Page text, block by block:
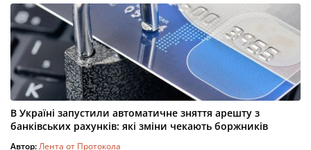
В Україні запустили автоматичне зняття арешту з
банківських рахунків: які зміни чекають боржників
Автор:Лента от Протокола